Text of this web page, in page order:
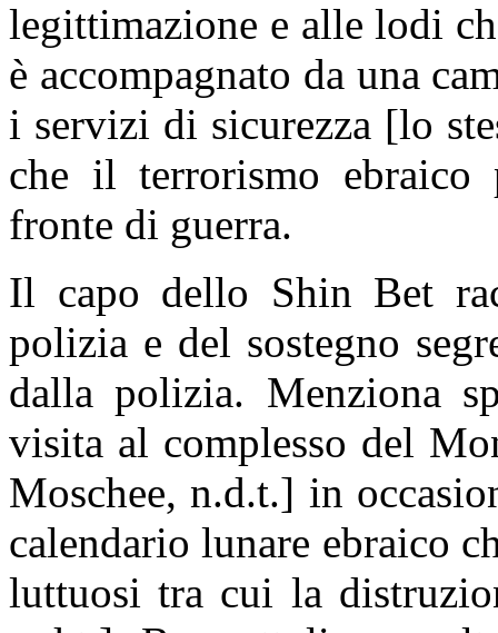
legittimazione e alle lodi
è accompagnato da una
i servizi di sicurezza [lo
che il terrorismo ebraico
fronte di guerra.
Il capo dello Shin Bet
polizia e del sostegno
dalla polizia. Menziona
visita al complesso del
Moschee, n.d.t.] in
calendario lunare ebraico
luttuosi tra cui la